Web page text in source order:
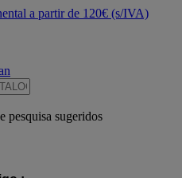
a partir de 120€ (s/IVA)
pesquisa sugeridos